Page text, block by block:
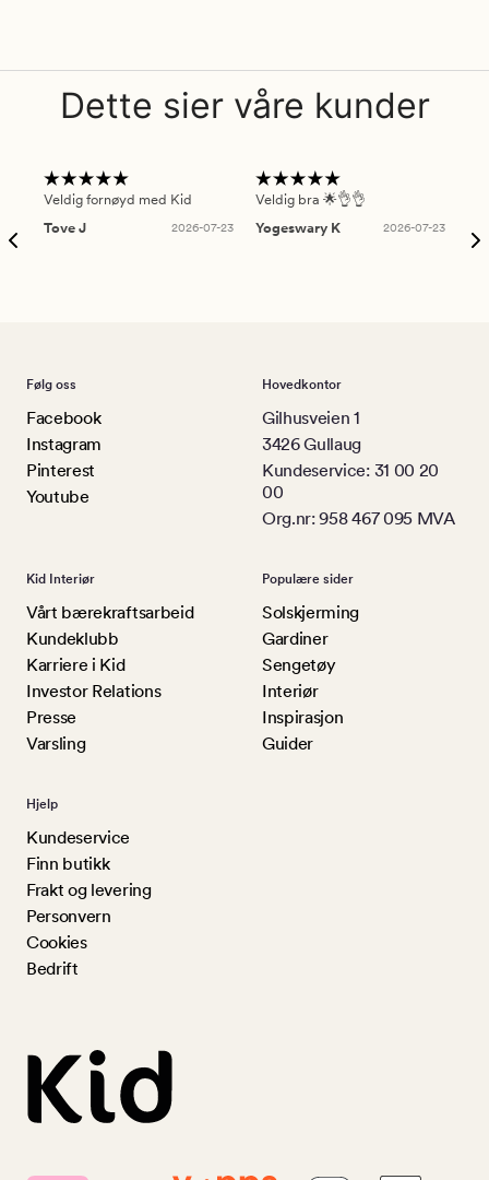
Dette sier våre kunder
Veldig fornøyd med Kid
Tove J
2026-07-23
Veldig bra 🌟👌👌
Yogeswary K
2026-07-23
Følg oss
Facebook
Instagram
Pinterest
Youtube
Hovedkontor
Gilhusveien 1
3426 Gullaug
Kundeservice: 31 00 20
00
Org.nr: 958 467 095 MVA
Kid Interiør
Vårt bærekraftsarbeid
Kundeklubb
Karriere i Kid
Investor Relations
Presse
Varsling
Populære sider
Solskjerming
Gardiner
Sengetøy
Interiør
Inspirasjon
Guider
Hjelp
Kundeservice
Finn butikk
Frakt og levering
Personvern
Cookies
Bedrift